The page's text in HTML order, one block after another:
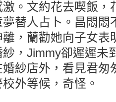
。文約花去喫飯，
替人占卜。昌悶悶
，蘭勸她向子女表
，Jimmy卻遲遲未
紗店外，看見君匆
外等候，奇怪。